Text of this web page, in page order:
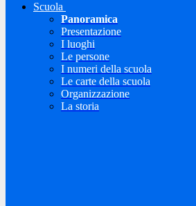
Scuola
Panoramica
Presentazione
I luoghi
Le persone
I numeri della scuola
Le carte della scuola
Organizzazione
La storia